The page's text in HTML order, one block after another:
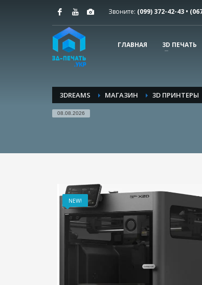
ПОДДЕРЖКА КЛИЕНТОВ
Мы подготовили полезные статьи о
1 Вопросы и ответы
Звоните: (099) 372-42-​43 •
ГЛАВНАЯ 3D ПЕЧАТЬ
3DREAMS МАГАЗИН 3D ПРИНТЕРЫ
08.08.2026
NEW!